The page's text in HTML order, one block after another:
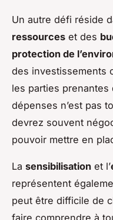
Un autre défi réside
ressources et des
protection de
des investissements
les parties
dépenses n’est pas
devrez souvent
pouvoir mettre en
La sensibilisation et l’
représentent
peut être difficile de